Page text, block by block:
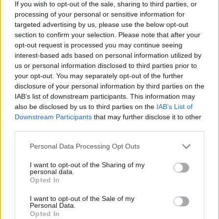
If you wish to opt-out of the sale, sharing to third parties, or
processing of your personal or sensitive information for
targeted advertising by us, please use the below opt-out
section to confirm your selection. Please note that after your
opt-out request is processed you may continue seeing
interest-based ads based on personal information utilized by
us or personal information disclosed to third parties prior to
your opt-out. You may separately opt-out of the further
disclosure of your personal information by third parties on the
IAB’s list of downstream participants. This information may
also be disclosed by us to third parties on the IAB’s List of
Downstream Participants that may further disclose it to other
Please note that this website/app uses one or more Google
not limited to your visit or usage behaviour. You may click to
grant or deny consent to Google and its third-party tags to
use your data for below specified purposes in below Google
consent section.
Personal Data Processing Opt Outs
I want to opt-out of the Sharing of my
personal data.
Opted In
I want to opt-out of the Sale of my
Personal Data.
Opted In
Ο λόγος για τη νέα ιστοσελίδα Take Action με την
οποία προτρέπει τους χρήστες του Διαδικτύου να
αναλάβουν δράση ενάντια σε ορισμένες κυβερνήσεις
που θέλουν να εκμεταλλευτούν τη συνάντηση για να
αυξήσουν τη λογοκρισία και τον έλεγχο που ασκούν
στο Internet. Σύμφωνα με την ιστοσελίδα: